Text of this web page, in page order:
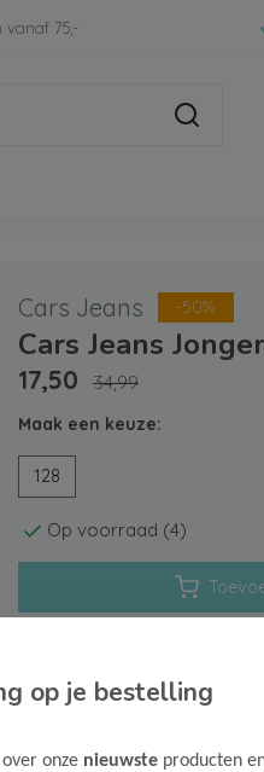
vanaf 75,-
Cars Jeans -50%
Cars Jeans
17,50 34,99
Maak een keuze:
128
Op voorraad (4)
Aan
Gratis verzenden vanaf 75,-
op je bestelling
onze nieuwste producten